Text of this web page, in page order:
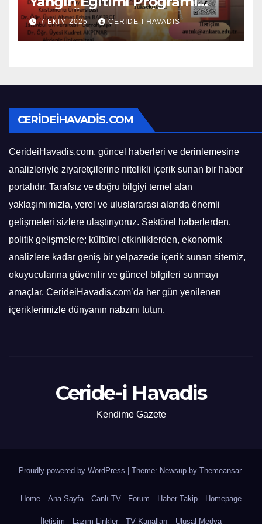
Açılık Öğrencileri İçin
Başlıyor
7 EKIM 2025 CERIDE-I HAVADIS
CERIDEIHAVADIS.COM
CerideiHavadis.com, güncel haberleri ve derinlemesine
analizleriyle ziyaretçilerine nitelikli içerik sunan bir haber
portalıdır. Tarafsız ve doğru bilgiyi temel alan
yaklaşımımızla, yerel ve uluslararası alanda önemli
gelişmeleri sizlere ulaştırıyoruz. Sektörel haberlerden,
politik gelişmelere; kültürel etkinliklerden, ekonomik
analizlere kadar geniş bir yelpazede içerik sunan sitemiz,
okuyucularına güvenilir ve güncel bilgileri sunmayı
amaçlar. CerideiHavadis.com’da her gün yenilenen
içeriklerimizle dünyanın nabzını tutun.
Ceride-i Havadis
Kendime Gazete
Proudly powered by WordPress Theme: Newsup by Themeansar.
Home Ana Sayfa Canlı TV Forum Haber Takip Homepage
İletişim Lazım Linkler TV Kanalları Ulusal Medya